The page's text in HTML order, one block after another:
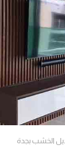
الخشب بجدة